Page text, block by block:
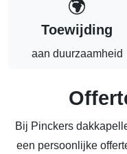
Toewijding
aan duurzaamheid
Bij Pinckers
een persoonlijke